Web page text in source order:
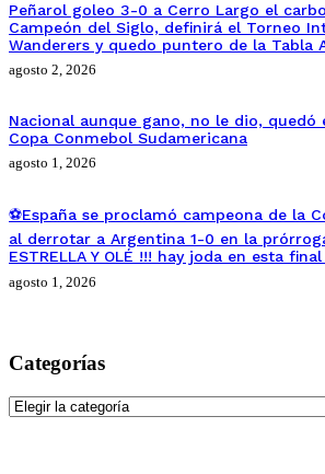
Peñarol goleo 3-0 a Cerro Largo el
Campeón del Siglo, definirá el Torneo
Wanderers y quedo puntero de la Tabla
agosto 2, 2026
Nacional aunque gano, no le dio, quedó
Copa Conmebol Sudamericana
agosto 1, 2026
⚽España se proclamó campeona de la
al derrotar a Argentina 1-0 en la
ESTRELLA Y OLÉ !!! hay joda en esta
agosto 1, 2026
Categorías
Categorías